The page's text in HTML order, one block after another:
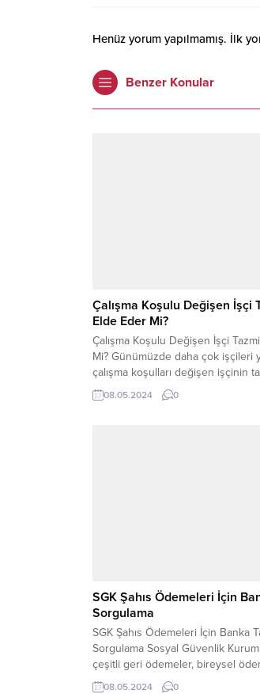
Henüz yorum yapılmamış. İlk
Benzer Konular
Çalışma Koşulu Değişen İşçi
Elde Eder Mi?
Çalışma Koşulu Değişen İşçi
Mi? Günümüzde daha çok işçileri
çalışma koşulları değişen işçinin
edemeyeceği kanunlarla
öncelikle çalışma koşullarının işçi
08.05.2024 0
SGK Şahıs Ödemeleri İçin
Sorgulama
SGK Şahıs Ödemeleri İçin Banka
Sorgulama Sosyal Güvenlik
çeşitli geri ödemeler, bireysel
dayanmaktadır. SGK şahıs
08.05.2024 0